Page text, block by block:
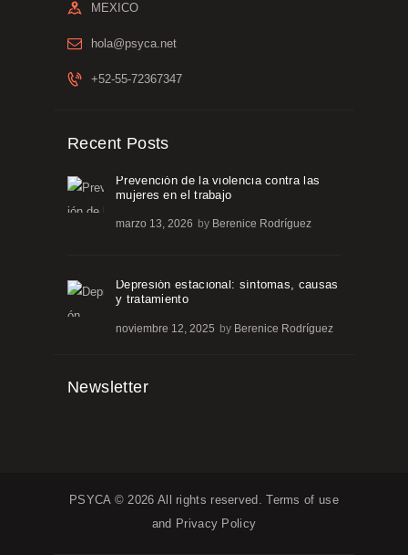
MEXICO
hola@psyca.net
+52-55-72367347
Recent Posts
Prevención de la violencia contra las
mujeres en el trabajo
marzo 13, 2026 by Berenice Rodríguez
Depresión estacional: síntomas, causas
y tratamiento
noviembre 12, 2025 by Berenice Rodríguez
Newsletter
PSYCA © 2026 All rights reserved.Terms of use
and Privacy Policy